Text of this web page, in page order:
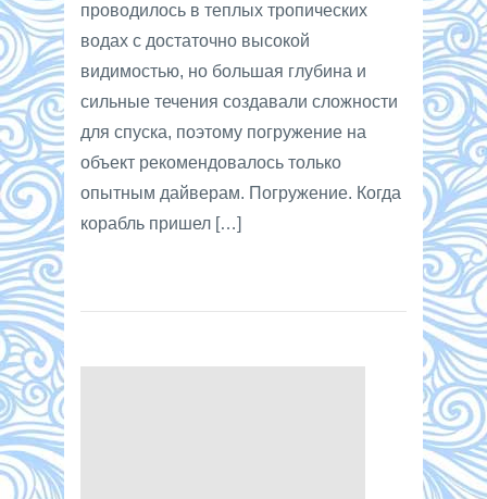
проводилось в теплых тропических
водах с достаточно высокой
видимостью, но большая глубина и
сильные течения создавали сложности
для спуска, поэтому погружение на
объект рекомендовалось только
опытным дайверам. Погружение. Когда
корабль пришел […]